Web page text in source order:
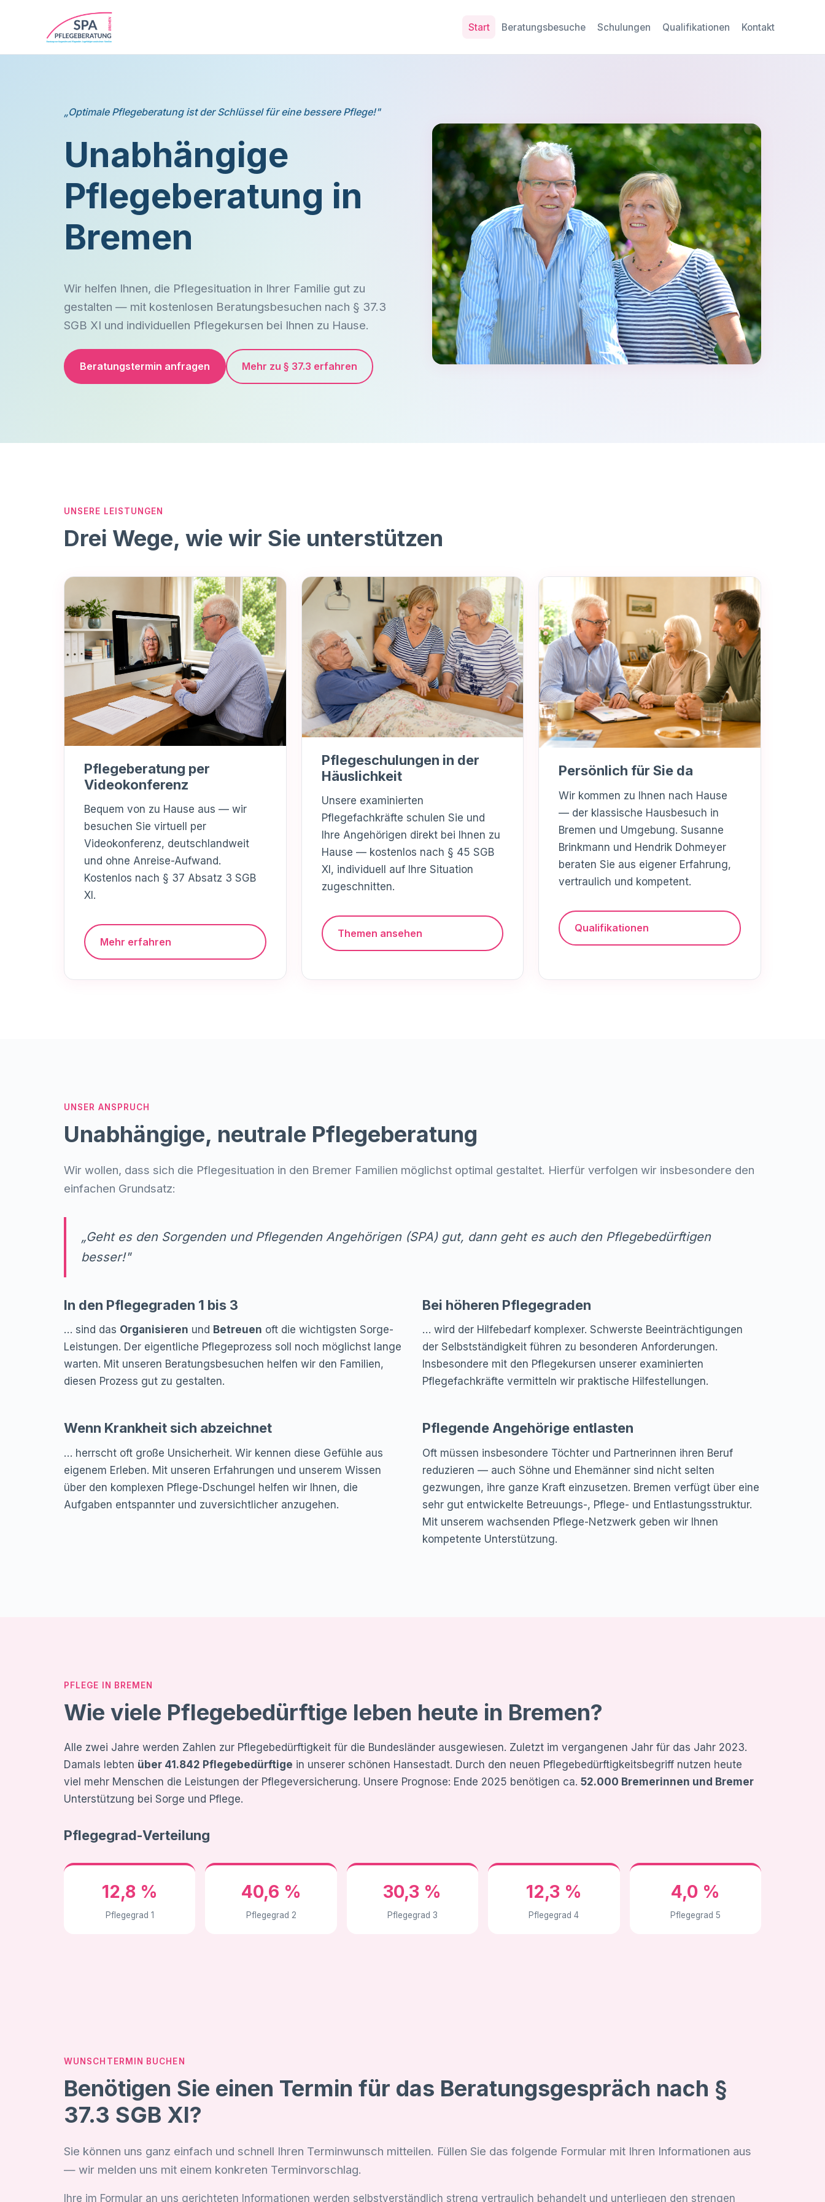
Start Beratungsbesuche Schulungen Qualifikationen Kontakt
„Optimale Pflegeberatung ist der Schlüssel für eine bessere Pflege!"
Unabhängige
Pflegeberatung in
Bremen
Wir helfen Ihnen, die Pflegesituation in Ihrer Familie gut zu
gestalten — mit kostenlosen Beratungsbesuchen nach § 37.3
SGB XI und individuellen Pflegekursen bei Ihnen zu Hause.
Beratungstermin anfragen Mehr zu § 37.3 erfahren
UNSERE LEISTUNGEN
Drei Wege, wie wir Sie unterstützen
Pflegeberatung per
Videokonferenz
Bequem von zu Hause aus — wir
besuchen Sie virtuell per
Videokonferenz, deutschlandweit
und ohne Anreise-Aufwand.
Kostenlos nach § 37 Absatz 3 SGB
XI.
Mehr erfahren
Pflegeschulungen in der
Häuslichkeit
Unsere examinierten
Pflegefachkräfte schulen Sie und
Ihre Angehörigen direkt bei Ihnen zu
Hause — kostenlos nach § 45 SGB
XI, individuell auf Ihre Situation
zugeschnitten.
Themen ansehen
Persönlich für Sie da
Wir kommen zu Ihnen nach Hause
— der klassische Hausbesuch in
Bremen und Umgebung. Susanne
Brinkmann und Hendrik Dohmeyer
beraten Sie aus eigener Erfahrung,
vertraulich und kompetent.
Qualifikationen
UNSER ANSPRUCH
Unabhängige, neutrale Pflegeberatung
Wir wollen, dass sich die Pflegesituation in den Bremer Familien möglichst optimal gestaltet. Hierfür verfolgen wir insbesondere den
einfachen Grundsatz:
„Geht es den Sorgenden und Pflegenden Angehörigen (SPA) gut, dann geht es auch den Pflegebedürftigen
besser!"
In den Pflegegraden 1 bis 3
… sind das Organisieren und Betreuen oft die wichtigsten Sorge-
Leistungen. Der eigentliche Pflegeprozess soll noch möglichst lange
warten. Mit unseren Beratungsbesuchen helfen wir den Familien,
diesen Prozess gut zu gestalten.
Bei höheren Pflegegraden
… wird der Hilfebedarf komplexer. Schwerste Beeinträchtigungen
der Selbstständigkeit führen zu besonderen Anforderungen.
Insbesondere mit den Pflegekursen unserer examinierten
Pflegefachkräfte vermitteln wir praktische Hilfestellungen.
Wenn Krankheit sich abzeichnet
… herrscht oft große Unsicherheit. Wir kennen diese Gefühle aus
eigenem Erleben. Mit unseren Erfahrungen und unserem Wissen
über den komplexen Pflege-Dschungel helfen wir Ihnen, die
Aufgaben entspannter und zuversichtlicher anzugehen.
Pflegende Angehörige entlasten
Oft müssen insbesondere Töchter und Partnerinnen ihren Beruf
reduzieren — auch Söhne und Ehemänner sind nicht selten
gezwungen, ihre ganze Kraft einzusetzen. Bremen verfügt über eine
sehr gut entwickelte Betreuungs-, Pflege- und Entlastungsstruktur.
Mit unserem wachsenden Pflege-Netzwerk geben wir Ihnen
kompetente Unterstützung.
PFLEGE IN BREMEN
Wie viele Pflegebedürftige leben heute in Bremen?
Alle zwei Jahre werden Zahlen zur Pflegebedürftigkeit für die Bundesländer ausgewiesen. Zuletzt im vergangenen Jahr für das Jahr 2023.
Damals lebten über 41.842 Pflegebedürftige in unserer schönen Hansestadt. Durch den neuen Pflegebedürftigkeitsbegriff nutzen heute
viel mehr Menschen die Leistungen der Pflegeversicherung. Unsere Prognose: Ende 2025 benötigen ca. 52.000 Bremerinnen und Bremer
Unterstützung bei Sorge und Pflege.
Pflegegrad-Verteilung
12,8 %
Pflegegrad 1
40,6 %
Pflegegrad 2
30,3 %
Pflegegrad 3
12,3 %
Pflegegrad 4
4,0 %
Pflegegrad 5
WUNSCHTERMIN BUCHEN
Benötigen Sie einen Termin für das Beratungsgespräch nach §
37.3 SGB XI?
Sie können uns ganz einfach und schnell Ihren Terminwunsch mitteilen. Füllen Sie das folgende Formular mit Ihren Informationen aus
— wir melden uns mit einem konkreten Terminvorschlag.
Ihre im Formular an uns gerichteten Informationen werden selbstverständlich streng vertraulich behandelt und unterliegen den strengen